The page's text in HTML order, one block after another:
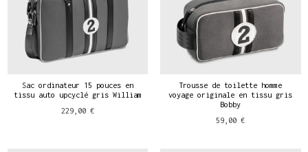
Sac ordinateur 15 pouces en
tissu auto upcyclé gris William
229,00 €
Trousse de toilette homme
voyage originale en tissu gris
Bobby
59,00 €